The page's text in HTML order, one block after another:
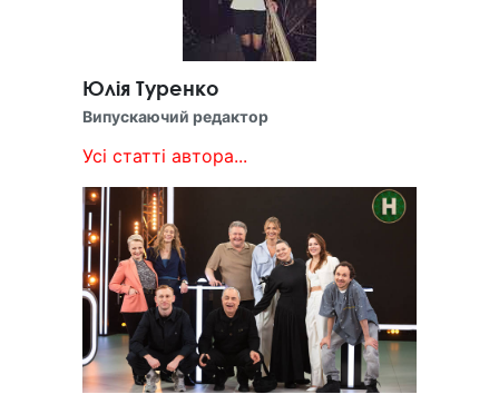
Юлія Туренко
Випускаючий редактор
Усі статті автора...